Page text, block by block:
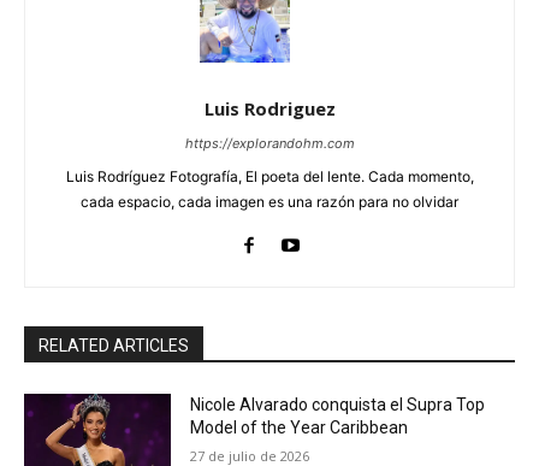
Luis Rodriguez
https://explorandohm.com
Luis Rodríguez Fotografía, El poeta del lente. Cada momento,
cada espacio, cada imagen es una razón para no olvidar
RELATED ARTICLES
Nicole Alvarado conquista el Supra Top
Model of the Year Caribbean
27 de julio de 2026